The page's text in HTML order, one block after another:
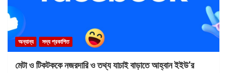
অন্যান্য সদ্য প্রকাশিত
মেটা ও টিকটককে নজরদারি ও তথ্য যাচাই বাড়াতে আহ্বান ইইউ’র